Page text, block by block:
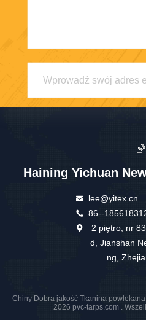
Haining Yichuan
lee@yitex.cn
86--
2 piętro, nr
d, Jianshan
ng,
Chiny Dobra jakość Tkanina
2026 pvc-tarps.com .